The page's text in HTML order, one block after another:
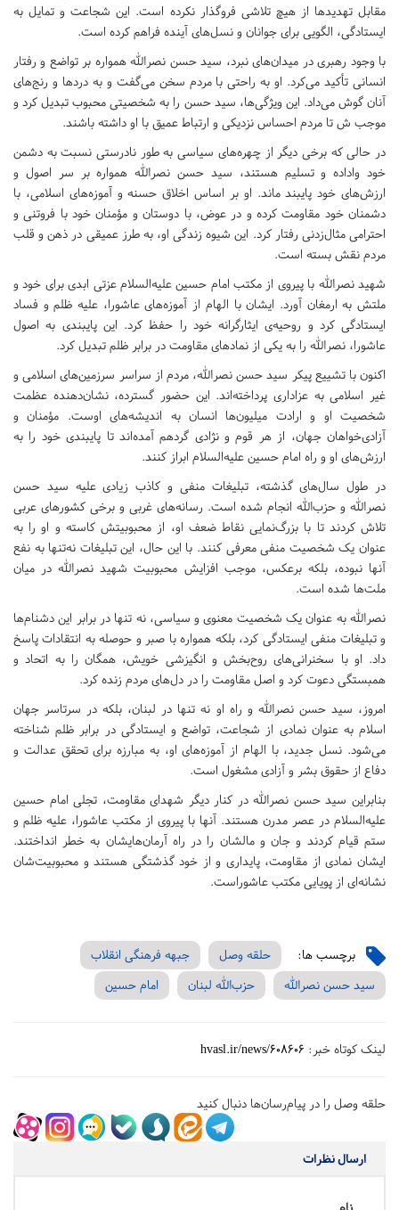
مقابل تهدیدها از هیچ تلاشی فروگذار نکرده است. این شجاعت و تمایل به
ایستادگی، الگویی برای جوانان و نسل‌های آینده فراهم کرده است.
با وجود رهبری در میدان‌های نبرد، سید حسن نصرالله همواره بر تواضع و رفتار
انسانی تأکید می‌کرد. او به راحتی با مردم سخن می‌گفت و به دردها و رنج‌های
آنان گوش می‌داد. این ویژگی‌ها، سید حسن را به شخصیتی محبوب تبدیل کرد و
موجب ش تا مردم احساس نزدیکی و ارتباط عمیق با او داشته باشند.
در حالی که برخی دیگر از چهره‌های سیاسی به طور نادرستی نسبت به دشمن
خود واداده و تسلیم هستند، سید حسن نصرالله همواره بر سر اصول و
ارزش‌های خود پایبند ماند. او بر اساس اخلاق حسنه و آموزه‌های اسلامی، با
دشمنان خود مقاومت کرده و در عوض، با دوستان و مؤمنان خود با فروتنی و
احترامی مثال‌زدنی رفتار کرد. این شیوه زندگی او، به طرز عمیقی در ذهن و قلب
مردم نقش بسته است.
شهید نصرالله با پیروی از مکتب امام حسین علیه‌السلام عزتی ابدی برای خود و
ملتش به ارمغان آورد. ایشان با الهام از آموزه‌های عاشورا، علیه ظلم و فساد
ایستادگی کرد و روحیه‌ی ایثارگرانه خود را حفظ کرد. این پایبندی به اصول
عاشورا، نصرالله را به یکی از نمادهای مقاومت در برابر ظلم تبدیل کرد.
اکنون با تشییع پیکر سید حسن نصرالله، مردم از سراسر سرزمین‌های اسلامی و
غیر اسلامی به عزاداری پرداخته‌اند. این حضور گسترده، نشان‌دهنده عظمت
شخصیت او و ارادت میلیون‌ها انسان به اندیشه‌های اوست. مؤمنان و
آزادی‌خواهان جهان، از هر قوم و نژادی گردهم آمده‌اند تا پایبندی خود را به
ارزش‌های او و راه امام حسین علیه‌السلام ابراز کنند.
در طول سال‌های گذشته، تبلیغات منفی و کاذب زیادی علیه سید حسن
نصرالله و حزب‌الله انجام شده است. رسانه‌های غربی و برخی کشورهای عربی
تلاش کردند تا با بزرگ‌نمایی نقاط ضعف او، از محبوبیتش کاسته و او را به
عنوان یک شخصیت منفی معرفی کنند. با این حال، این تبلیغات نه‌تنها به نفع
آنها نبوده، بلکه برعکس، موجب افزایش محبوبیت شهید نصرالله در میان
ملت‌ها شده است.
نصرالله به عنوان یک شخصیت معنوی و سیاسی، نه تنها در برابر این دشنام‌ها
و تبلیغات منفی ایستادگی کرد، بلکه همواره با صبر و حوصله به انتقادات پاسخ
داد. او با سخنرانی‌های روح‌بخش و انگیزشی خویش، همگان را به اتحاد و
همبستگی دعوت کرد و اصل مقاومت را در دل‌های مردم زنده کرد.
امروز، سید حسن نصرالله و راه او نه تنها در لبنان، بلکه در سرتاسر جهان
اسلام به عنوان نمادی از شجاعت، تواضع و ایستادگی در برابر ظلم شناخته
می‌شود. نسل جدید، با الهام از آموزه‌های او، به مبارزه برای تحقق عدالت و
دفاع از حقوق بشر و آزادی مشغول است.
بنابراین سید حسن نصرالله در کنار دیگر شهدای مقاومت، تجلی امام حسین
علیه‌السلام در عصر مدرن هستند. آنها با پیروی از مکتب عاشورا، علیه ظلم و
ستم قیام کردند و جان و مالشان را در راه آرمان‌هایشان به خطر انداختند.
ایشان نمادی از مقاومت، پایداری و از خود گذشتگی هستند و محبوبیت‌شان
نشانه‌ای از پویایی مکتب عاشوراست.
برچسب ها: حلقه وصل
جبهه فرهنگی انقلاب
سید حسن نصرالله
حزب‌الله لبنان امام حسین
لینک کوتاه خبر: hvasl.ir/news/608606
حلقه وصل را در پیام‌رسان‌ها دنبال کنید
ارسال نظرات